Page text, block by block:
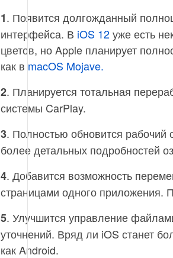
1. Появится долгожданный
интерфейса. В iOS 12уже есть
цветов, но Apple планирует
как в macOS Mojave.
2. Планируется тотальная
системы CarPlay.
3. Полностью обновится
более детальных подробностей
4. Добавится возможность
страницами одного приложения.
5. Улучшится управление
уточнений. Вряд ли iOS станет
как Android.